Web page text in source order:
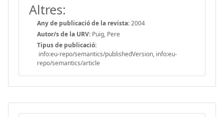
Altres:
Any de publicació de la revista:2004
Autor/s de la URV: Puig, Pere
Tipus de publicació:
info:eu-repo/semantics/publishedVersion, info:eu-
repo/semantics/article